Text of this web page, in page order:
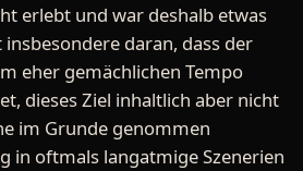
erlebt und war deshalb etwas
daran, dass der
eher gemächlichen Tempo
dieses Ziel inhaltlich aber nicht
im Grunde genommen
in oftmals langatmige Szenerien